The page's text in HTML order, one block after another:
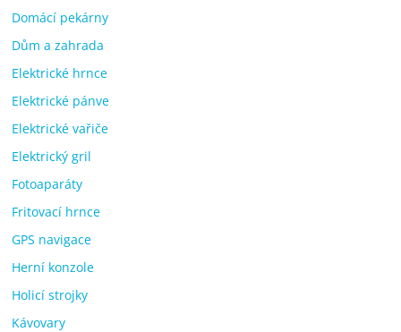
Domácí pekárny
Dům a zahrada
Elektrické hrnce
Elektrické pánve
Elektrické vařiče
Elektrický gril
Fotoaparáty
Fritovací hrnce
GPS navigace
Herní konzole
Holicí strojky
Kávovary